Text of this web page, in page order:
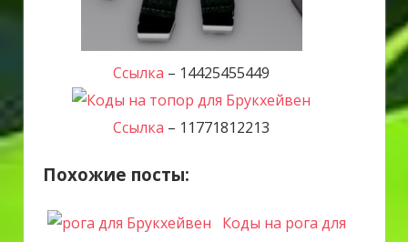
Ссылка – 14425455449
Ссылка – 11771812213
Похожие посты:
Коды на рога для